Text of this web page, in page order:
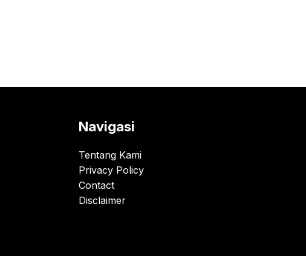
Navigasi
Tentang Kami
Privacy Policy
Contact
Disclaimer